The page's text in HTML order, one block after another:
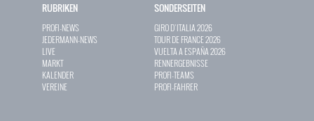
RUBRIKEN
PROFI-NEWS
JEDERMANN-NEWS
LIVE
MARKT
KALENDER
VEREINE
SONDERSEITEN
GIRO D`ITALIA 2026
TOUR DE FRANCE 2026
VUELTA A ESPAÑA 2026
RENNERGEBNISSE
PROFI-TEAMS
PROFI-FAHRER